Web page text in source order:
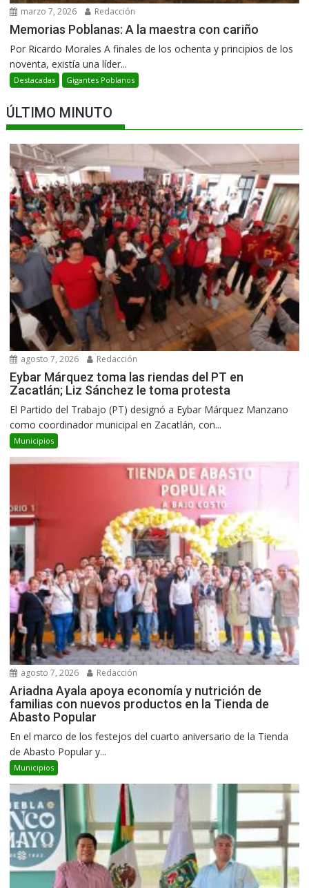
marzo 7, 2026 Redacción
Memorias Poblanas: A la maestra con cariño
Por Ricardo Morales A finales de los ochenta y principios de los
noventa, existía una líder...
Destacadas Gigantes Poblanos
ÚLTIMO MINUTO
agosto 7, 2026 Redacción
Eybar Márquez toma las riendas del PT en
Zacatlán; Liz Sánchez le toma protesta
El Partido del Trabajo (PT) designó a Eybar Márquez Manzano
como coordinador municipal en Zacatlán, con...
Municipios
agosto 7, 2026 Redacción
Ariadna Ayala apoya economía y nutrición de
familias con nuevos productos en la Tienda de
Abasto Popular
En el marco de los festejos del cuarto aniversario de la Tienda
de Abasto Popular y...
Municipios